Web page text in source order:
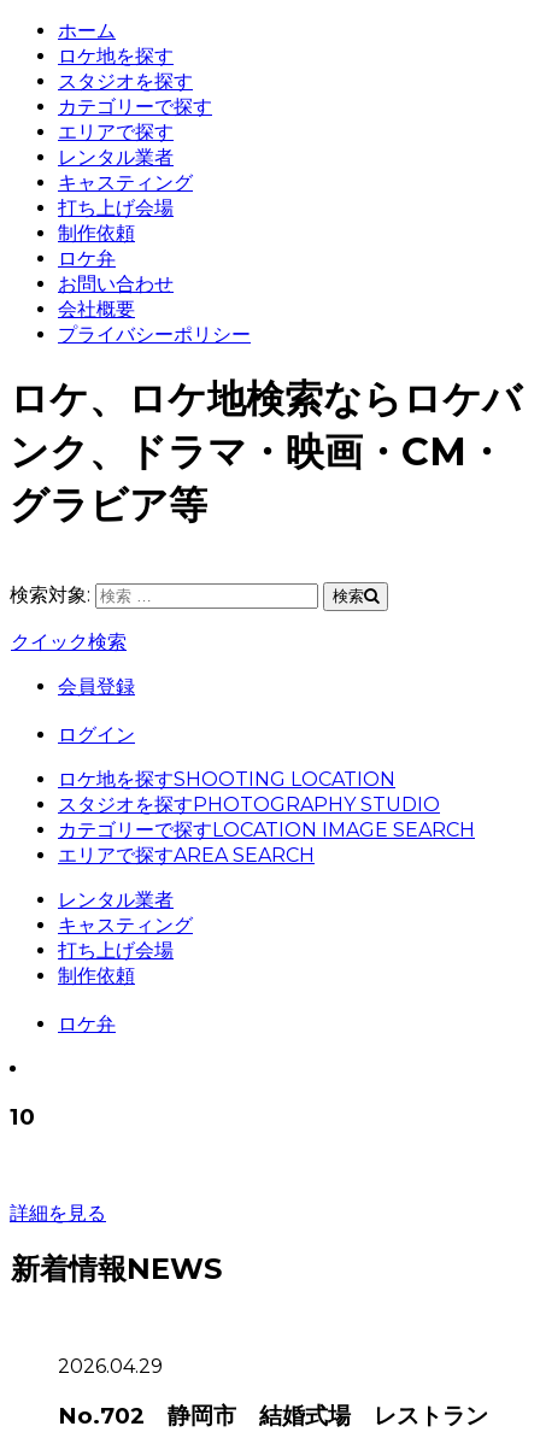
ホーム
ロケ地を探す
スタジオを探す
カテゴリーで探す
エリアで探す
レンタル業者
キャスティング
打ち上げ会場
制作依頼
ロケ弁
お問い合わせ
会社概要
プライバシーポリシー
ロケ、ロケ地検索ならロケバ
ンク、ドラマ・映画・CM・
グラビア等
検索対象: 検索
クイック検索
会員登録
ログイン
ロケ地を探すSHOOTING LOCATION
スタジオを探すPHOTOGRAPHY STUDIO
カテゴリーで探すLOCATION IMAGE SEARCH
エリアで探すAREA SEARCH
レンタル業者
キャスティング
打ち上げ会場
制作依頼
ロケ弁
10
詳細を見る
新着情報NEWS
2026.04.29
No.702 静岡市 結婚式場 レストラン